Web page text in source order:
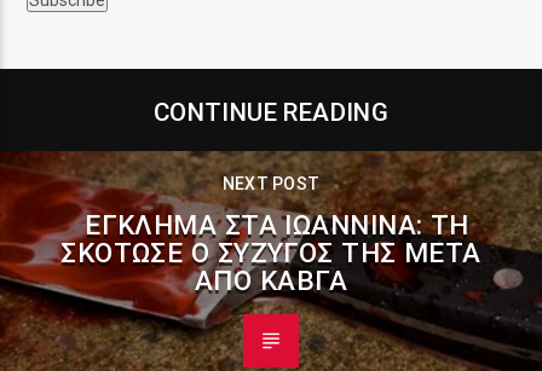
CONTINUE READING
NEXT POST
ΈΓΚΛΗΜΑ ΣΤΑ ΙΩΆΝΝΙΝΑ: ΤΗ
ΣΚΌΤΩΣΕ Ο ΣΎΖΥΓΌΣ ΤΗΣ ΜΕΤΆ
ΑΠΌ ΚΑΒΓΆ